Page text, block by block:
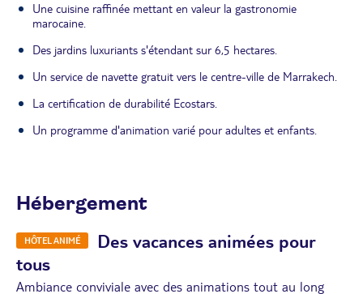
Une cuisine raffinée mettant en valeur la gastronomie
marocaine.
Des jardins luxuriants s'étendant sur 6,5 hectares.
Un service de navette gratuit vers le centre-ville de Marrakech.
La certification de durabilité Ecostars.
Un programme d'animation varié pour adultes et enfants.
Hébergement
HÔTEL ANIMÉ
Des vacances animées pour
tous
Ambiance conviviale avec des animations tout au long